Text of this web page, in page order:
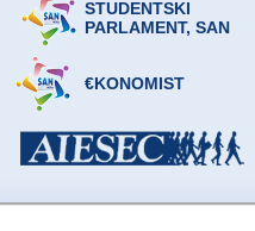
STUDENTSKI
PARLAMENT, SAN
€KONOMIST